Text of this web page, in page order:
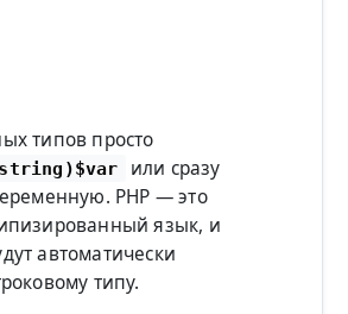
типов просто
или сразу
PHP — это
язык, и
автоматически
типу.